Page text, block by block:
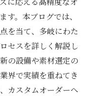
す。本ブログでは、
を当て、多岐にわた
セスを詳しく解説し
の設備や素材選定の
界で実績を重ねてき
カスタムオーダーへ